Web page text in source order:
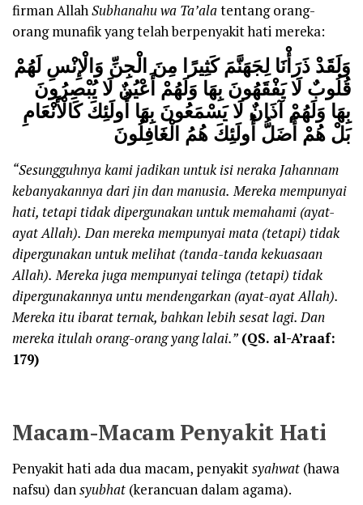
firman AllahSubhanahu wa Ta’alatentang orang-
orang munafik yang telah berpenyakit hati mereka:
وَلَقَدْ ذَرَأْنَا لِجَهَنَّمَ كَثِيرًا مِنَ الْجِنِّ وَالْإِنْسِ لَهُمْ
قُلُوبٌ لَا يَفْقَهُونَ بِهَا وَلَهُمْ أَعْيُنٌ لَا يُبْصِرُونَ
بِهَا وَلَهُمْ آذَانٌ لَا يَسْمَعُونَ بِهَا أُولَئِكَ كَالْأَنْعَامِ
بَلْ هُمْ أَضَلُّ أُولَئِكَ هُمُ الْغَافِلُونَ
“Sesungguhnya kami jadikan untuk isi neraka Jahannam
kebanyakannyadari jin dan manusia. Mereka mempunyai
hati, tetapi tidak dipergunakan untuk memahami (ayat-
ayat Allah). Dan mereka mempunyai mata (tetapi) tidak
dipergunakan untuk melihat (tanda-tanda kekuasaan
Allah). Merekajugamempunyai telinga (tetapi) tidak
dipergunakannya untu mendengarkan (ayat-ayat Allah).
Mereka itu ibarat ternak, bahkan lebih sesat lagi.Dan
mereka itulah orang-orangyanglalai.” (QS. al-A’raaf:
179)
Macam-Macam Penyakit Hati
Penyakit hati ada dua macam, penyakitsyahwat (hawa
nafsu) dansyubhat (kerancuan dalam agama).